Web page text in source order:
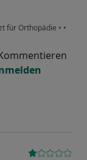
für Orthopädie • •